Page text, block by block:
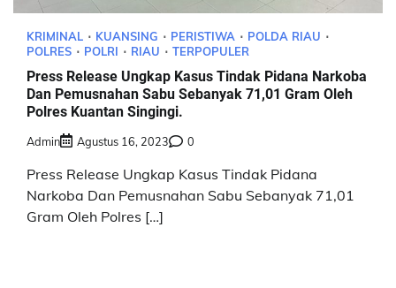
KRIMINAL KUANSING PERISTIWA
POLDA RIAU
POLRES
POLRI RIAU TERPOPULER
Press Release Ungkap Kasus Tindak Pidana Narkoba
Dan Pemusnahan Sabu Sebanyak 71,01 Gram Oleh
Polres Kuantan Singingi.
Admin Agustus 16, 2023 0
Press Release Ungkap Kasus Tindak Pidana
Narkoba Dan Pemusnahan Sabu Sebanyak 71,01
Gram Oleh Polres […]